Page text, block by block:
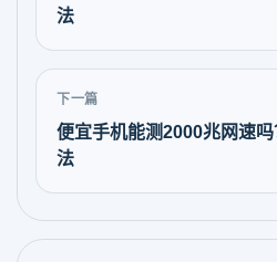
法
下一篇
便宜手机能测2000兆网速
法